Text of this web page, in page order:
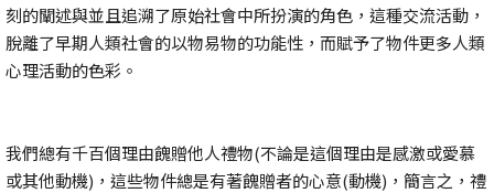
刻的闡述與並且追溯了原始社會中所扮演的角色，這種交流活動，
脫離了早期人類社會的以物易物的功能性，而賦予了物件更多人類
心理活動的色彩。
我們總有千百個理由餽贈他人禮物(不論是這個理由是感激或愛慕
或其他動機)，這些物件總是有著餽贈者的心意(動機)，簡言之，禮